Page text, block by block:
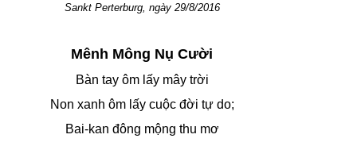
Sankt Perterburg, ngày 29/8/2016
Mênh Mông Nụ Cười
Bàn tay ôm lấy mây trời
Non xanh ôm lấy cuộc đời tự do;
Bai-kan đông mộng thu mơ